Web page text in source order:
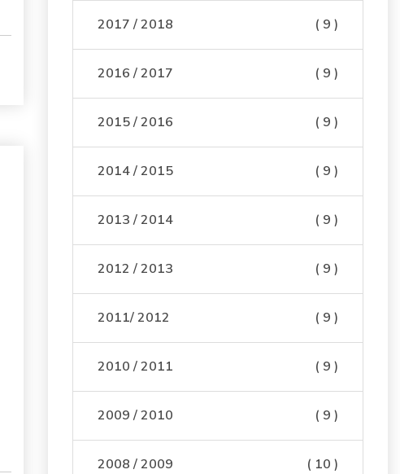
2017 / 2018 ( 9 )
2016 / 2017 ( 9 )
2015 / 2016 ( 9 )
2014 / 2015 ( 9 )
2013 / 2014 ( 9 )
2012 / 2013 ( 9 )
2011/ 2012 ( 9 )
2010 / 2011 ( 9 )
2009 / 2010 ( 9 )
2008 / 2009 ( 10 )